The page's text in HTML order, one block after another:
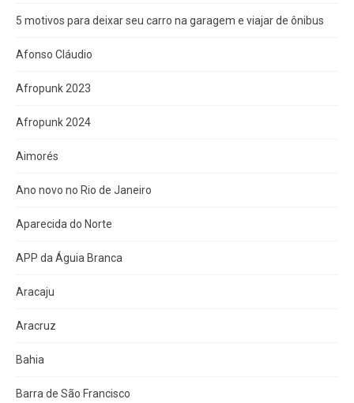
5 motivos para deixar seu carro na garagem e viajar de ônibus
Afonso Cláudio
Afropunk 2023
Afropunk 2024
Aimorés
Ano novo no Rio de Janeiro
Aparecida do Norte
APP da Águia Branca
Aracaju
Aracruz
Bahia
Barra de São Francisco